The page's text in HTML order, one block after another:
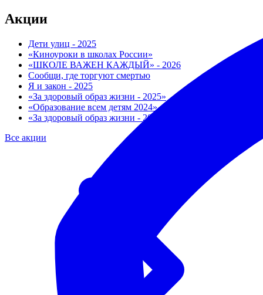
Акции
Дети улиц - 2025
«Киноуроки в школах России»
«ШКОЛЕ ВАЖЕН КАЖДЫЙ» - 2026
Сообщи, где торгуют смертью
Я и закон - 2025
«За здоровый образ жизни - 2025»
«Образование всем детям 2024»
«За здоровый образ жизни - 2026»
Все акции